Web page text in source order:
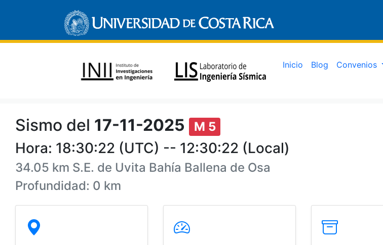
Inicio Blog Convenios
Sismo del 17-11-2025 M 5
Hora: 18:30:22 (UTC) -- 12:30:22 (Local)
34.05 km S.E. de Uvita Bahía Ballena de Osa
Profundidad: 0 km